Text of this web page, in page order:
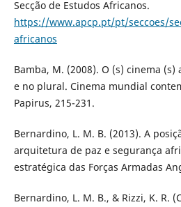
Secção de Estudos Africanos.
https://www.apcp.pt/pt/seccoes/
africanos
Bamba, M. (2008). O (s) cinema
e no plural. Cinema mundial
Papirus, 215-231.
Bernardino, L. M. B. (2013). A
arquitetura de paz e segurança
estratégica das Forças Armadas
Bernardino, L. M. B., & Rizzi, K. R.